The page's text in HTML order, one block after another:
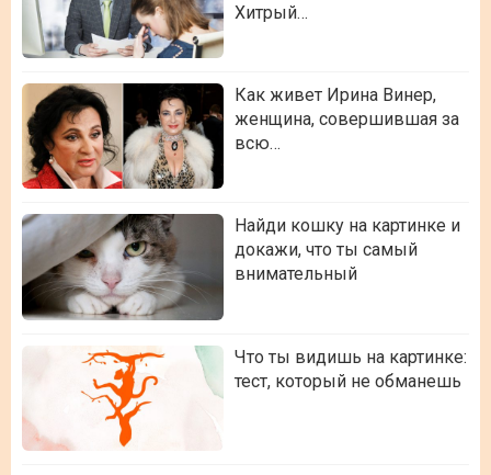
Хитрый…
Как живет Ирина Винер,
женщина, совершившая за
всю…
Найди кошку на картинке и
докажи, что ты самый
внимательный
Что ты видишь на картинке:
тест, который не обманешь